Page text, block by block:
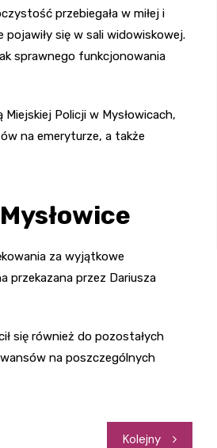
przebiegała w miłej i
się w sali widowiskowej.
sprawnego funkcjonowania
Policji w Mysłowicach,
na emeryturze, a także
za wyjątkowe
przekazana przez Dariusza
się również do pozostałych
na poszczególnych
Kolejny